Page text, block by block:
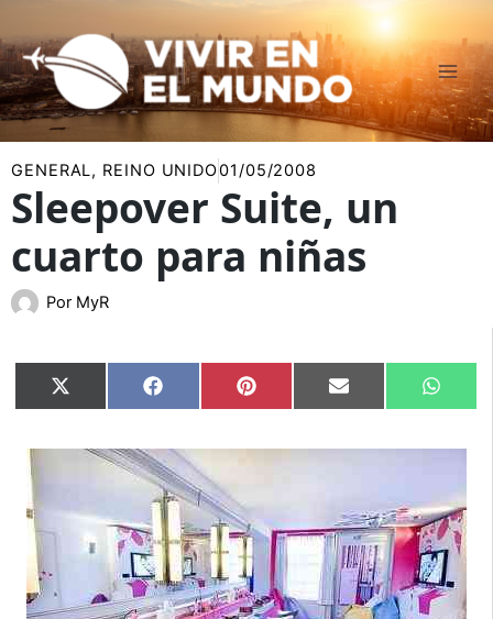
al
contenido
GENERAL, REINO UNIDO01/05/2008
Sleepover Suite, un
cuarto para niñas
Por MyR
Compartir
en
X
(Twitter)
Compartir
en
Facebook Compartir
en
Pinterest Compartir
en
Email
en